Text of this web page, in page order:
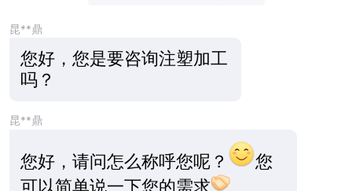
昆**鼎
您好，您是要咨询注塑加工
吗？
昆**鼎
您好，请问怎么称呼您呢？
您
可以简单说一下您的需求